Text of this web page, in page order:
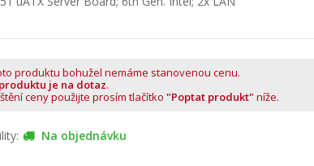
produktu bohužel nemáme stanovenou cenu.
je na dotaz.
ceny použijte prosím tlačítko "Poptat produkt" níže.
Na objednávku